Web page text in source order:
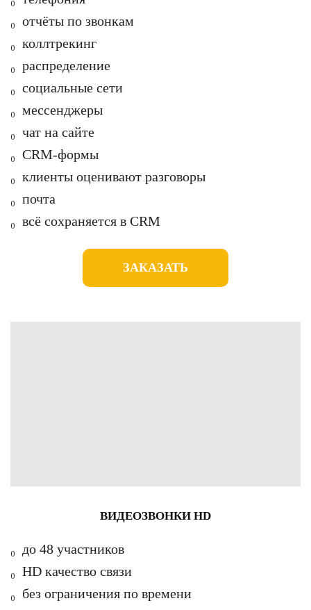
₀ отчёты по звонкам
₀ коллтрекинг
₀ распределение
₀ социальные сети
₀ мессенджеры
₀ чат на сайте
₀ CRM-формы
₀ клиенты оценивают разговоры
₀ почта
₀ всё сохраняется в CRM
ЗАКАЗАТЬ
ВИДЕОЗВОНКИ HD
₀ до 48 участников
₀ HD качество связи
₀ без ограничения по времени